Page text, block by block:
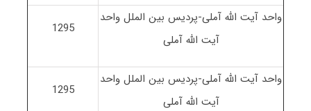
واحد آیت الله آملی-پردیس بین الملل واحد
آیت الله آملی
1295
واحد آیت الله آملی-پردیس بین الملل واحد
آیت الله آملی
1295